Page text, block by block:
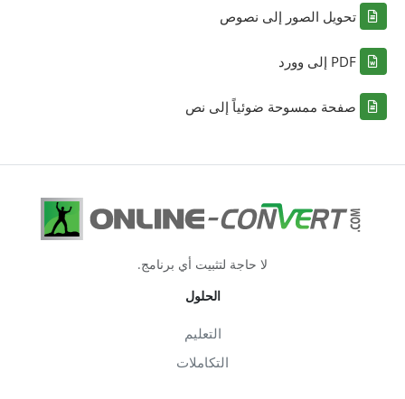
تحويل الصور إلى نصوص
PDF إلى وورد
صفحة ممسوحة ضوئياً إلى نص
لا حاجة لتثبيت أي برنامج.
الحلول
التعليم
التكاملات